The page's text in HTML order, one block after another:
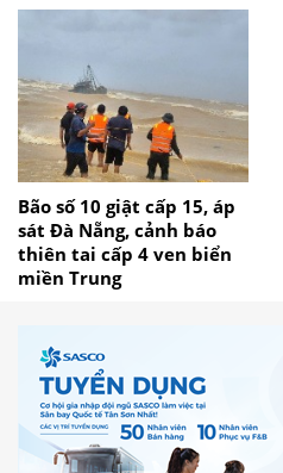
Bão số 10 giật cấp 15, áp
sát Đà Nẵng, cảnh báo
thiên tai cấp 4 ven biển
miền Trung